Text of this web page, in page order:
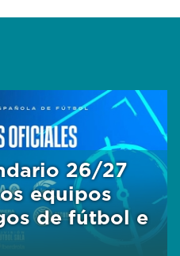
26/27
equipos
de fútbol e